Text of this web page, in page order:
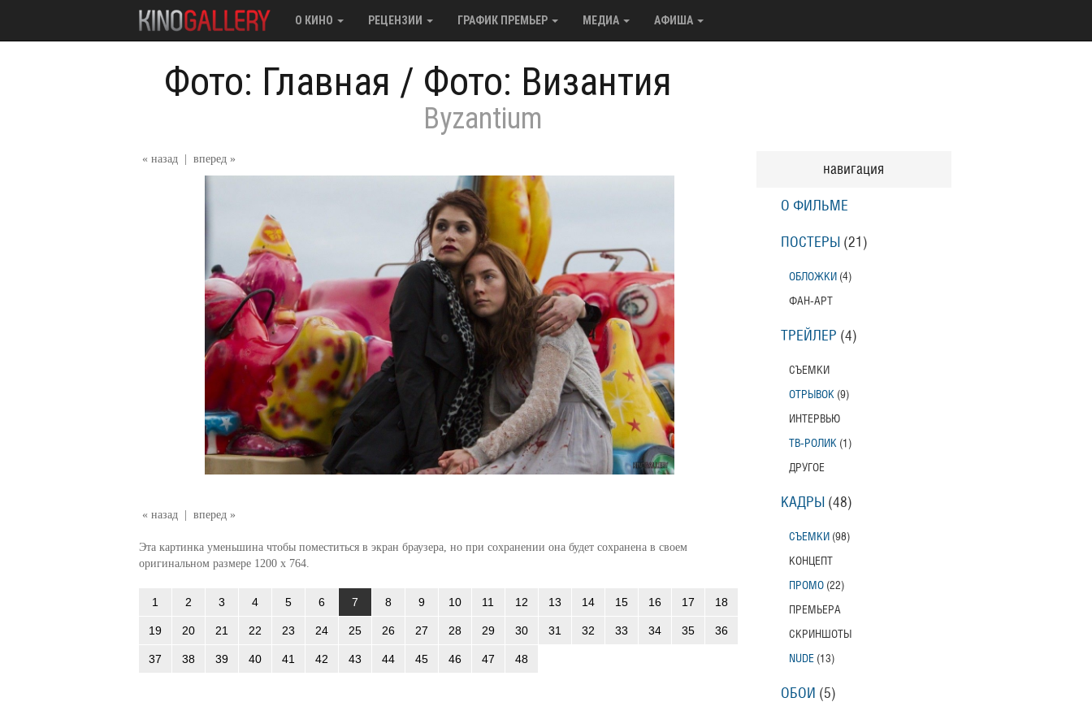
О КИНО РЕЦЕНЗИИ ГРАФИК ПРЕМЬЕР МЕДИА АФИША
Фото: Главная / Фото: Византия
Byzantium
« назад вперед »
« назад вперед »
Эта картинка уменьшина чтобы поместиться в экран браузера, но при сохранении она будет сохранена в своем
оригинальном размере 1200 x 764.
1 2 3 4 5 6 7 8 9 10 11 12 13 14 15 16 17 18
19 20 21 22 23 24 25 26 27 28 29 30 31 32 33 34 35 36
37 38 39 40 41 42 43 44 45 46 47 48
навигация
О ФИЛЬМЕ
ПОСТЕРЫ (21)
ОБЛОЖКИ (4)
ФАН-АРТ
ТРЕЙЛЕР (4)
СЪЕМКИ
ОТРЫВОК (9)
ИНТЕРВЬЮ
ТВ-РОЛИК (1)
ДРУГОЕ
КАДРЫ (48)
СЪЕМКИ (98)
КОНЦЕПТ
ПРОМО (22)
ПРЕМЬЕРА
СКРИНШОТЫ
NUDE (13)
ОБОИ (5)